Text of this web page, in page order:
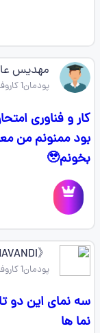
مهدیس
پودمان1 کاروفناوری هفتم
کار و فناوری
بود ممنونم من
بخونم🥹
《MEHRAB _DAMAVANDI》
پودمان1 کاروفناوری هفتم
سه نمای این دو
نما ها